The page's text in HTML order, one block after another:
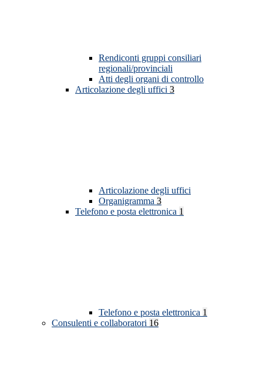
Rendiconti gruppi consiliari
regionali/provinciali
Atti degli organi di controllo
Articolazione degli uffici 3
Articolazione degli uffici
Organigramma 3
Telefono e posta elettronica 1
Telefono e posta elettronica 1
Consulenti e collaboratori 16